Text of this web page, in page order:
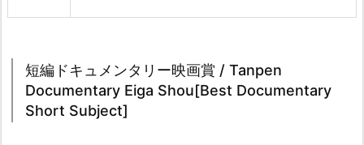
短編ドキュメンタリー映画賞 / Tanpen
Documentary Eiga Shou[Best Documentary
Short Subject]